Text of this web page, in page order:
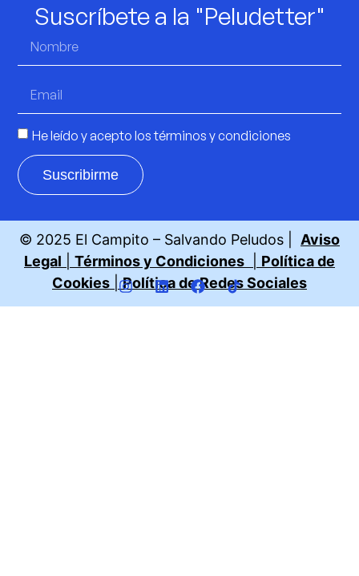
Suscríbete a la "Peludetter"
He leído y acepto lostérminos y condiciones
Suscribirme
© 2025 El Campito – Salvando Peludos | Aviso
Legal
Términos y Condiciones
Política de
Cookies |Política de Redes Sociales